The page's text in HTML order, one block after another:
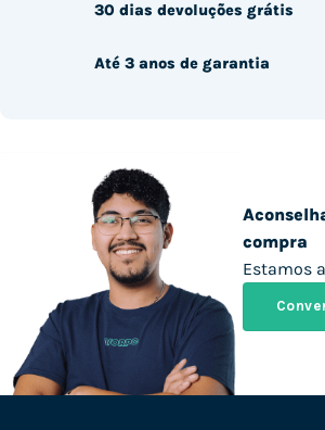
compra
Estamos
30 dias devoluções grátis
Até 3 anos de garantia